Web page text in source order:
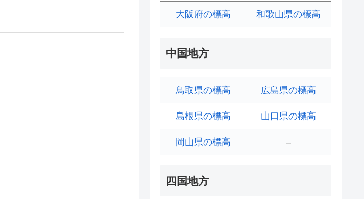
大阪府の標高 和歌山県の標高
中国地方
鳥取県の標高 広島県の標高
島根県の標高 山口県の標高
岡山県の標高 –
四国地方